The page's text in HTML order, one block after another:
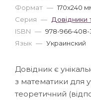
Формат — 170x240
Серия — Довідники
ISBN — 978-966-
Язык — Украинский
Довідник є
з математики для
теоретичний